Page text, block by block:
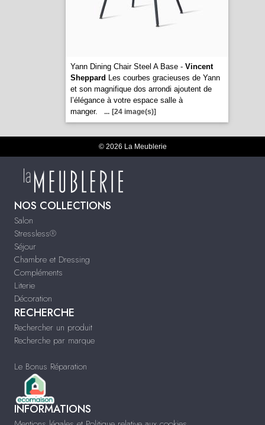
Yann Dining Chair Steel A Base - Vincent
Sheppard Les courbes gracieuses de Yann
et son magnifique dos arrondi ajoutent de
l’élégance à votre espace salle à
manger.
... [24 image(s)]
© 2026 La Meublerie
NOS COLLECTIONS
Salon
Stressless®
Séjour
Chambre et Dressing
Compléments
Literie
Décoration
RECHERCHE
Rechercher un produit
Recherche par marque
Le Bonus Réparation
INFORMATIONS